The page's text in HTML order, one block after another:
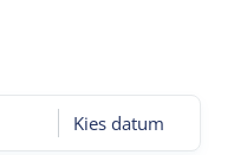
Kies datum